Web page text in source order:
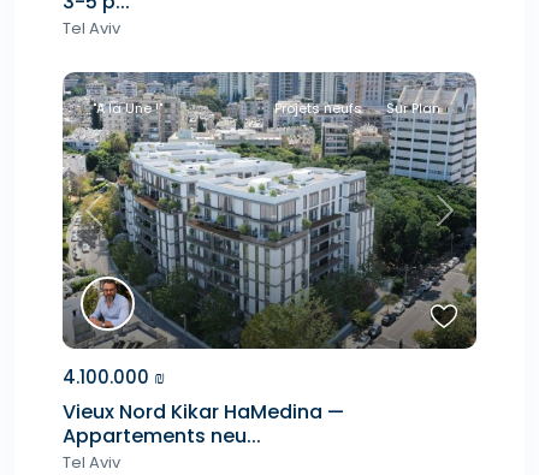
Tel Aviv
Previous Next
"A la Une !" Projets neufs Sur Plan
4.100.000 ₪
Vieux Nord Kikar HaMedina —
Appartements neu...
Tel Aviv